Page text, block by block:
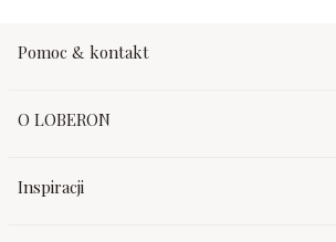
Pomoc & kontakt
O LOBERON
Inspiracji